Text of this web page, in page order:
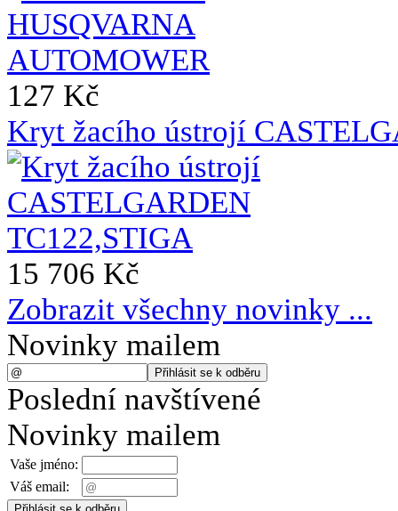
127 Kč
Kryt žacího ústrojí
15 706 Kč
Zobrazit všechny novinky ...
Novinky mailem
Poslední navštívené
Novinky mailem
Vaše jméno:
Váš email: